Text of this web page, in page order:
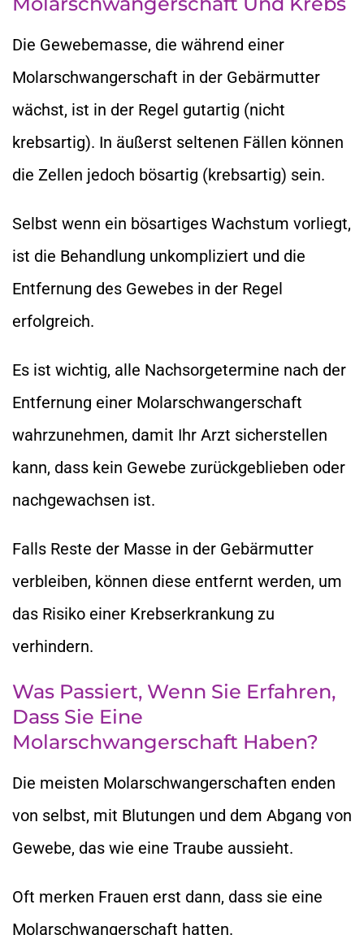
Die Gewebemasse, die während einer
Molarschwangerschaft in der Gebärmutter
wächst, ist in der Regel gutartig (nicht
krebsartig). In äußerst seltenen Fällen können
die Zellen jedoch bösartig (krebsartig) sein.
Selbst wenn ein bösartiges Wachstum vorliegt,
ist die Behandlung unkompliziert und die
Entfernung des Gewebes in der Regel
erfolgreich.
Es ist wichtig, alle Nachsorgetermine nach der
Entfernung einer Molarschwangerschaft
wahrzunehmen, damit Ihr Arzt sicherstellen
kann, dass kein Gewebe zurückgeblieben oder
nachgewachsen ist.
Falls Reste der Masse in der Gebärmutter
verbleiben, können diese entfernt werden, um
das Risiko einer Krebserkrankung zu
verhindern.
Was Passiert, Wenn Sie Erfahren,
Dass Sie Eine
Molarschwangerschaft Haben?
Die meisten Molarschwangerschaften enden
von selbst, mit Blutungen und dem Abgang von
Gewebe, das wie eine Traube aussieht.
Oft merken Frauen erst dann, dass sie eine
Molarschwangerschaft hatten.